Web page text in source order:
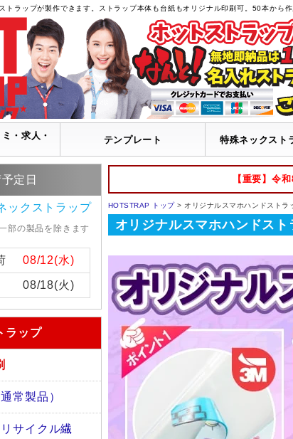
トラップが製作できます。ストラップ本体も台紙もオリジナル印刷可。50本から作
・求人・
テンプレート 特殊ネックスト
【重要】令
HOTSTRAP トップ> オリジナルスマホハンドストラ
オリジナルスマホハンドスト
定日
ックストラップ
部の製品を除きます
08/12(水)
08/18(火)
ラップ
常製品）
サイクル繊